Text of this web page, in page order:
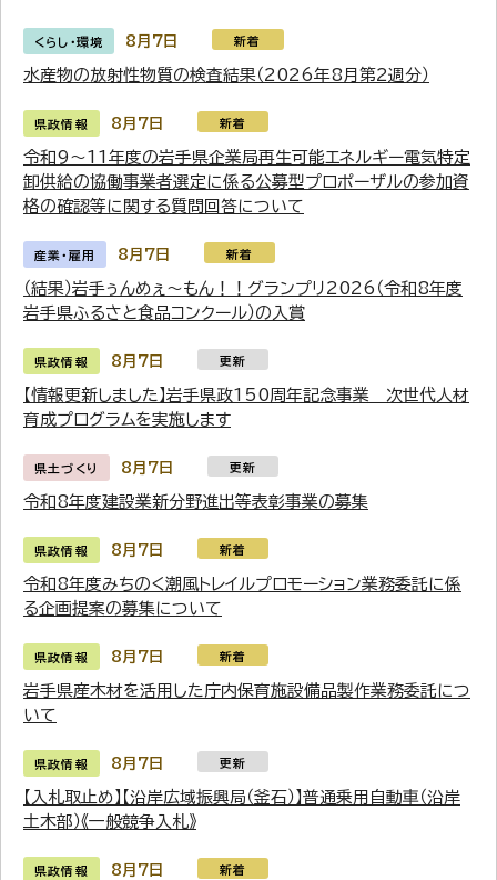
くらし・環境 8月7日 新着
水産物の放射性物質の検査結果（2026年8月第2週分）
県政情報 8月7日 新着
令和9～11年度の岩手県企業局再生可能エネルギー電気特定
卸供給の協働事業者選定に係る公募型プロポーザルの参加資
格の確認等に関する質問回答について
産業・雇用 8月7日 新着
（結果）岩手ぅんめぇ～もん！！グランプリ2026（令和8年度
岩手県ふるさと食品コンクール）の入賞
県政情報 8月7日 更新
【情報更新しました】岩手県政150周年記念事業 次世代人材
育成プログラムを実施します
県土づくり 8月7日 更新
令和8年度建設業新分野進出等表彰事業の募集
県政情報 8月7日 新着
令和8年度みちのく潮風トレイルプロモーション業務委託に係
る企画提案の募集について
県政情報 8月7日 新着
岩手県産木材を活用した庁内保育施設備品製作業務委託につ
いて
県政情報 8月7日 更新
【入札取止め】【沿岸広域振興局（釜石）】普通乗用自動車（沿岸
土木部）《一般競争入札》
県政情報 8月7日 新着